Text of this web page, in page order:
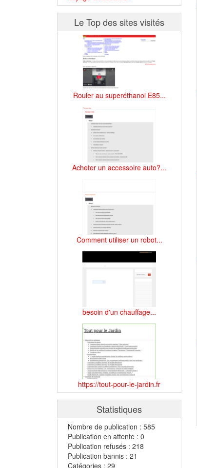
Le Top des sites visités
Rouler au superéthanol E85...
Acheter un accessoire auto?...
Comment utiliser un robot...
besoin d'un chauffage...
https://tout-pour-le-jardin.fr
Statistiques
Nombre de publication : 585
Publication en attente : 0
Publication refusés : 218
Publication bannis : 21
Catégories : 29